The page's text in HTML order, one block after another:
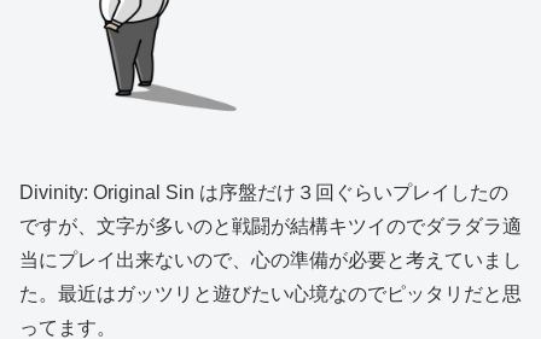
Divinity: Original Sin は序盤だけ３回ぐらいプレイしたの
ですが、文字が多いのと戦闘が結構キツイのでダラダラ適
当にプレイ出来ないので、心の準備が必要と考えていまし
た。最近はガッツリと遊びたい心境なのでピッタリだと思
ってます。